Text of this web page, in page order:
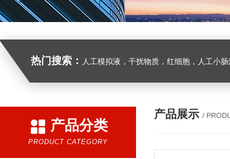
热门搜索： 人工模拟液，干扰物质，红细胞，人工小
产品分类
PRODUCT CATEGORY
产品展示 /